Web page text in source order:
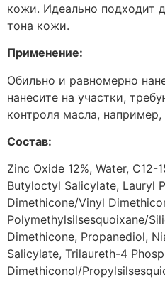
кожи. Идеально подходит
тона кожи.
Применение:
Обильно и равномерно
нанесите на участки,
контроля масла, например,
Состав:
Zinc Oxide 12%, Water, C12-
Butyloctyl Salicylate, Lauryl
Dimethicone/Vinyl
Polymethylsilsesquoixane/
Dimethicone, Propanediol,
Salicylate, Trilaureth-4
Dimethiconol/